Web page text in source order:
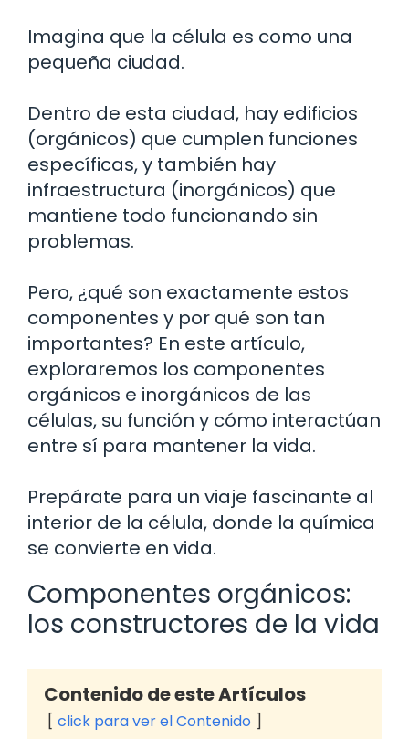
Imagina que la célula es como una
pequeña ciudad.
Dentro de esta ciudad, hay edificios
(orgánicos) que cumplen funciones
específicas, y también hay
infraestructura (inorgánicos) que
mantiene todo funcionando sin
problemas.
Pero, ¿qué son exactamente estos
componentes y por qué son tan
importantes? En este artículo,
exploraremos los componentes
orgánicos e inorgánicos de las
células, su función y cómo interactúan
entre sí para mantener la vida.
Prepárate para un viaje fascinante al
interior de la célula, donde la química
se convierte en vida.
Componentes orgánicos:
los constructores de la vida
Contenido de este Artículos
click para ver el Contenido